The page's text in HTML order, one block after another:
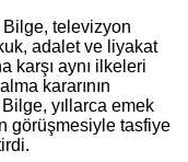
televizyon
adalet ve liyakat
karşı aynı ilkeleri
kararının
yıllarca emek
görüşmesiyle tasfiye